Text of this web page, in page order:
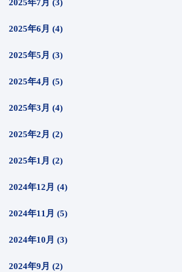
2025年7月 (3)
2025年6月 (4)
2025年5月 (3)
2025年4月 (5)
2025年3月 (4)
2025年2月 (2)
2025年1月 (2)
2024年12月 (4)
2024年11月 (5)
2024年10月 (3)
2024年9月 (2)